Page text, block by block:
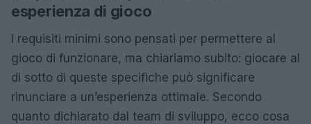
esperienza di gioco
I requisiti minimi sono pensati per permettere al
gioco di funzionare, ma chiariamo subito: giocare al
di sotto di queste specifiche può significare
rinunciare a un’esperienza ottimale. Secondo
quanto dichiarato dal team di sviluppo, ecco cosa